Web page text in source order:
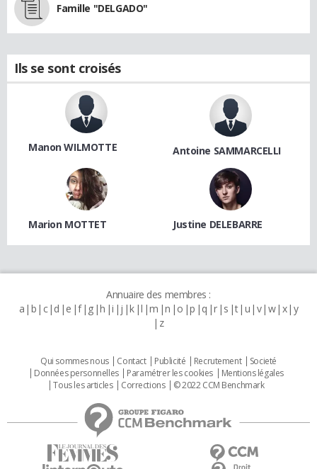
Famille "DELGADO"
Ils se sont croisés
Manon WILMOTTE Antoine SAMMARCELLI
Marion MOTTET Justine DELEBARRE
Annuaire des membres :
a b c d e f g h i j k l m n o p q r s t u v w x y
z
Qui sommes nous Contact Publicité Recrutement
Societé
Données personnelles
Paramétrer les cookies
Mentions légales
Tous les articles
Corrections © 2022 CCM Benchmark